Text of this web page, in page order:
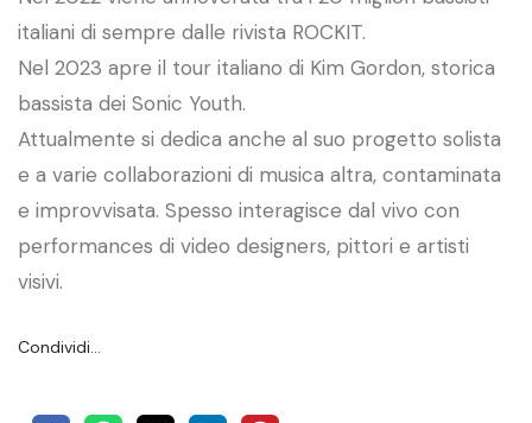
italiani di sempre dalle rivista ROCKIT.
Nel 2023 apre il tour italiano di Kim Gordon, storica
bassista dei Sonic Youth.
Attualmente si dedica anche al suo progetto solista
e a varie collaborazioni di musica altra, contaminata
e improvvisata. Spesso interagisce dal vivo con
performances di video designers, pittori e artisti
visivi.
Condividi…